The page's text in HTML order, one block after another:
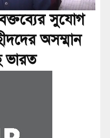
সুযোগ
অসম্মান
ভারত